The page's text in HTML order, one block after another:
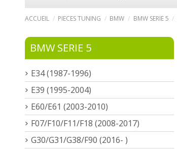
ACCUEIL PIECES TUNING BMW BMW SERIE 5
BMW SERIE 5
E34 (1987-1996)
E39 (1995-2004)
E60/E61 (2003-2010)
F07/F10/F11/F18 (2008-2017)
G30/G31/G38/F90 (2016- )